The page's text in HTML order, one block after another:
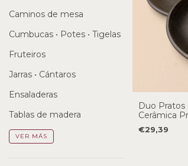
Caminos de mesa
Cumbucas • Potes • Tigelas
Fruteiros
Jarras • Cántaros
Ensaladeras
Tablas de madera
VER MÁS
Duo
Cerâmica
€29,39